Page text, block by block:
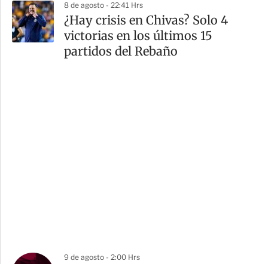
8 de agosto - 22:41 Hrs
¿Hay crisis en Chivas? Solo 4
victorias en los últimos 15
partidos del Rebaño
9 de agosto - 2:00 Hrs